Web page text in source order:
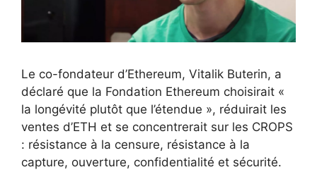
Le co-fondateur d’Ethereum, Vitalik Buterin, a
déclaré que la Fondation Ethereum choisirait «
la longévité plutôt que l’étendue », réduirait les
ventes d’ETH et se concentrerait sur les CROPS
: résistance à la censure, résistance à la
capture, ouverture, confidentialité et sécurité.